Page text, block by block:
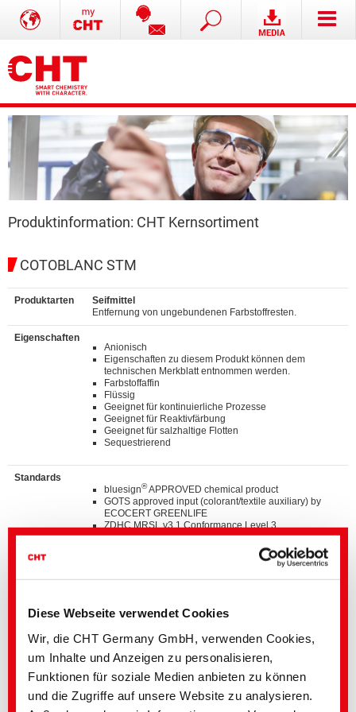
Diese Webseite verwendet Cookies
Wir, die CHT Germany GmbH, verwenden Cookies,
um Inhalte und Anzeigen zu personalisieren,
Funktionen für soziale Medien anbieten zu können
und die Zugriffe auf unsere Website zu analysieren.
Produktinformation: CHT Kernsortiment
COTOBLANC STM
Produktarten
Seifmittel
Entfernung von ungebundenen Farbstoffresten.
Eigenschaften
Anionisch
Eigenschaften zu diesem Produkt können dem
technischen Merkblatt entnommen werden.
Farbstoffaffin
Flüssig
Geeignet für kontinuierliche Prozesse
Geeignet für Reaktivfärbung
Geeignet für salzhaltige Flotten
Sequestrierend
Standards
bluesign®APPROVED chemical product
GOTS approved input (colorant/textile auxiliary) by
ECOCERT GREENLIFE
ZDHC MRSL v3.1 Conformance Level 3
Suitable for application on textile articles intended to
fulfil the requirements of the OEKO-TEX STANDARD
C2C Certified Material Health Certificate
at the Silver
Kontaktieren Sie bitte den hier angegebenen Fachbereich oder
wenden Sie sich direkt an IhreLandesvertretung